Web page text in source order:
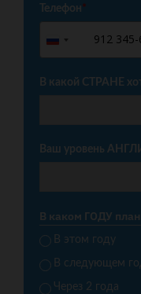
Телефон*
Russia
+7
В какой СТРАНЕ
Ваш уровень
В каком ГОДУ
В этом году
В следующем
Через 2 года